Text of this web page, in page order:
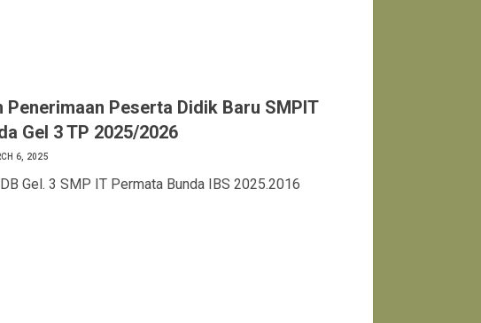
Penerimaan Peserta Didik Baru SMPIT
Gel 3 TP 2025/2026
6, 2025
Gel. 3 SMP IT Permata Bunda IBS 2025.2016